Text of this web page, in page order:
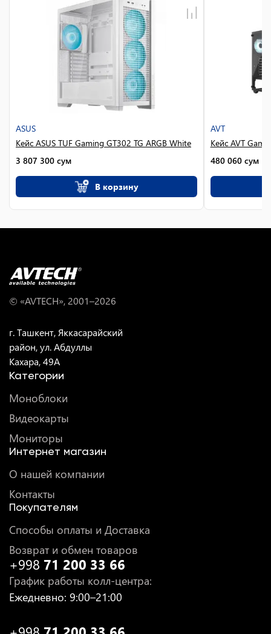
ASUS
Кейс ASUS TUF Gaming GT302 TG ARGB White
3 807 300 сум
В корзину
AVT
Кейс AVT
480 060 сум
© «AVTECH», 2001–2026
г. Ташкент, Яккасарайский
район, ул. Абдуллы
Кахара, 49A
Категории
Моноблоки
Видеокарты
Мониторы
Интернет магазин
О нашей компании
Контакты
Покупателям
Способы оплаты и Доставка
Возврат и обмен товаров
+998 71 200 33 66
График работы колл-центра:
Ежедневно: 9:00–21:00